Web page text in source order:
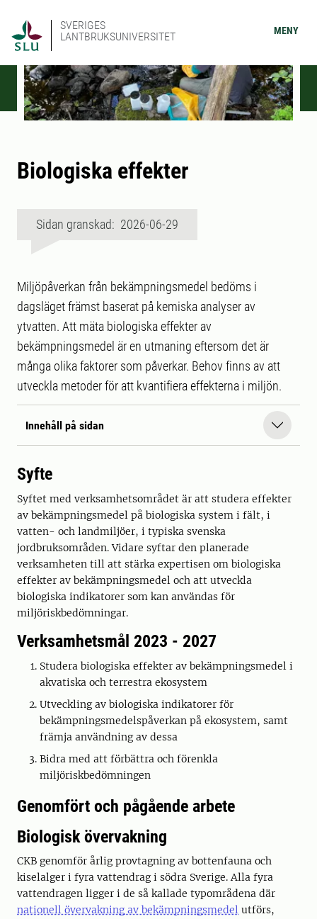
SVERIGES
LANTBRUKSUNIVERSITET
MENY
Biologiska effekter
Sidan granskad: 2026-06-29
Miljöpåverkan från bekämpningsmedel bedöms i
dagsläget främst baserat på kemiska analyser av
ytvatten. Att mäta biologiska effekter av
bekämpningsmedel är en utmaning eftersom det är
många olika faktorer som påverkar. Behov finns av att
utveckla metoder för att kvantifiera effekterna i miljön.
Innehåll på sidan
Syfte
Syftet med verksamhetsområdet är att studera effekter
av bekämpningsmedel på biologiska system i fält, i
vatten- och landmiljöer, i typiska svenska
jordbruksområden. Vidare syftar den planerade
verksamheten till att stärka expertisen om biologiska
effekter av bekämpningsmedel och att utveckla
biologiska indikatorer som kan användas för
miljöriskbedömningar.
Verksamhetsmål 2023 - 2027
Studera biologiska effekter av bekämpningsmedel i
akvatiska och terrestra ekosystem
Utveckling av biologiska indikatorer för
bekämpningsmedelspåverkan på ekosystem, samt
främja användning av dessa
Bidra med att förbättra och förenkla
miljöriskbedömningen
Genomfört och pågående arbete
Biologisk övervakning
CKB genomför årlig provtagning av bottenfauna och
kiselalger i fyra vattendrag i södra Sverige. Alla fyra
vattendragen ligger i de så kallade typområdena där
nationell övervakning av bekämpningsmedel utförs,